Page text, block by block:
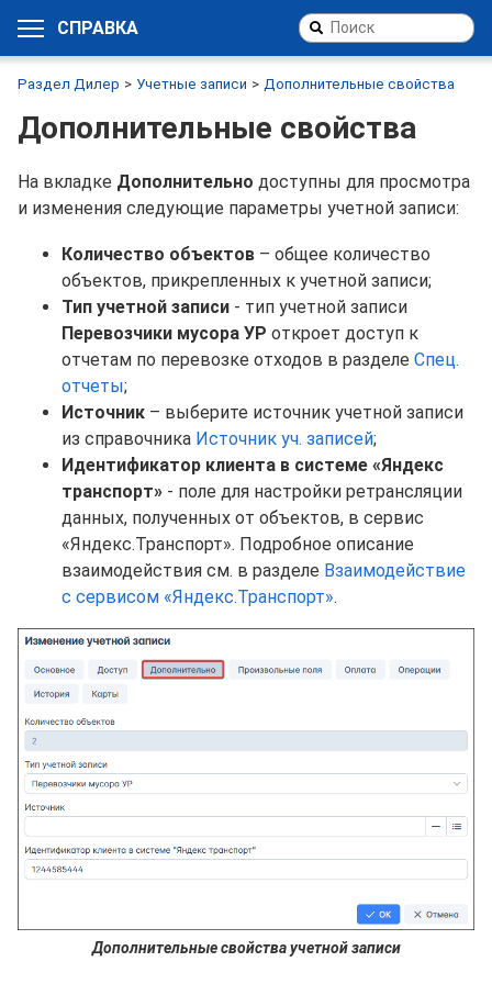
СПРАВКА
Раздел Дилер Учетные записи Дополнительные свойства
Дополнительные свойства
На вкладке Дополнительно доступны для просмотра
и изменения следующие параметры учетной записи:
Количество объектов – общее количество
объектов, прикрепленных к учетной записи;
Тип учетной записи - тип учетной записи
Перевозчики мусора УР откроет доступ к
отчетам по перевозке отходов в разделе Спец.
отчеты;
Источник – выберите источник учетной записи
из справочника Источник уч. записей;
Идентификатор клиента в системе «Яндекс
транспорт» - поле для настройки ретрансляции
данных, полученных от объектов, в сервис
«Яндекс.Транспорт». Подробное описание
взаимодействия см. в разделе Взаимодействие
с сервисом «Яндекс.Транспорт».
Дополнительные свойства учетной записи